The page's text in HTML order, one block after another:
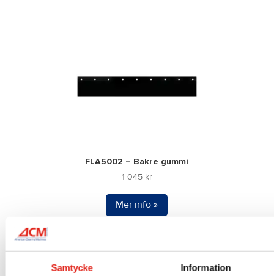
Samtycke Information
FLA5002 – Bakre gummi
1 045 kr
Mer info »